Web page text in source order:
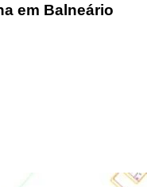
em Balneário